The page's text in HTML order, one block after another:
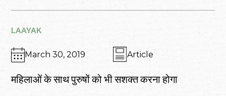
LAAYAK
March 30, 2019 Article
महिलाओं के साथ पुरुषों को भी सशक्त करना होगा